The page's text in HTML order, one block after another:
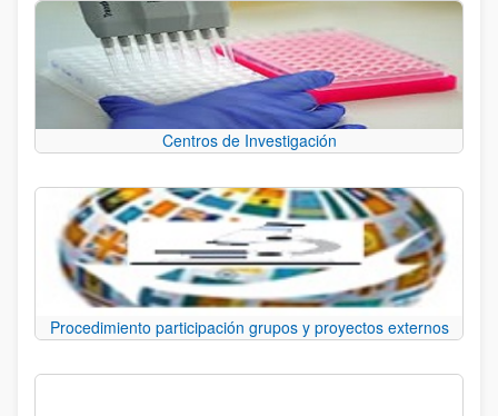
Centros de Investigación
Procedimiento participación grupos y proyectos externos